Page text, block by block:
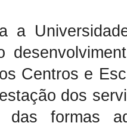
a
Centros e
dos
das formas